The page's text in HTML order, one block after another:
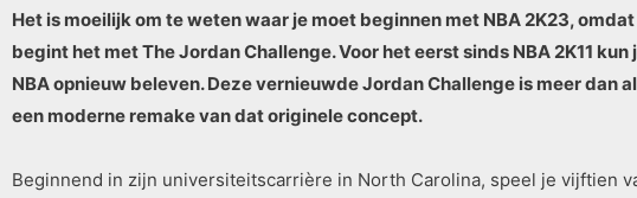
Het is moeilijk om te weten waar je moet beginnen met NBA 2K23,
begint het met The Jordan Challenge. Voor het eerst sinds NBA 2K11
NBA opnieuw beleven. Deze vernieuwde Jordan Challenge is meer dan
een moderne remake van dat originele concept.
Beginnend in zijn universiteitscarrière in North Carolina, speel je vijftien